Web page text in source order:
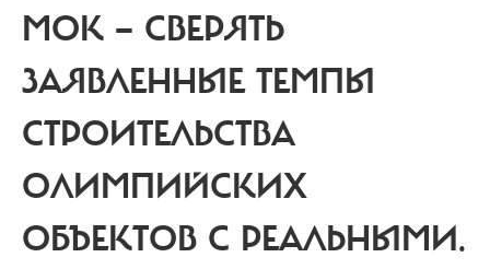
МОК — СВЕРЯТЬ
ЗАЯВЛЕННЫЕ ТЕМПЫ
СТРОИТЕЛЬСТВА
ОЛИМПИЙСКИХ
ОБЪЕКТОВ С РЕАЛЬНЫМИ.